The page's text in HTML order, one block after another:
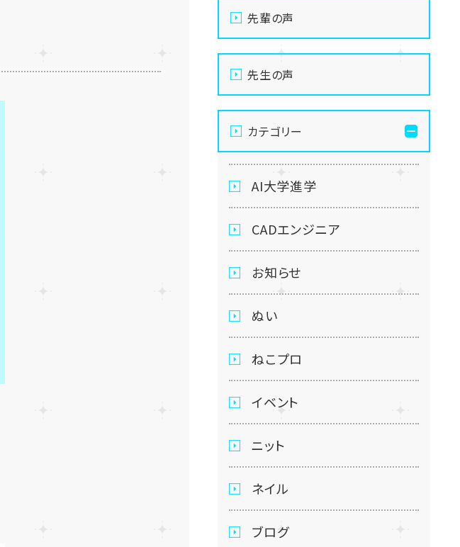
先輩の声
先生の声
カテゴリー
AI大学進学
CADエンジニア
お知らせ
ぬい
ねこプロ
イベント
ニット
ネイル
ブログ